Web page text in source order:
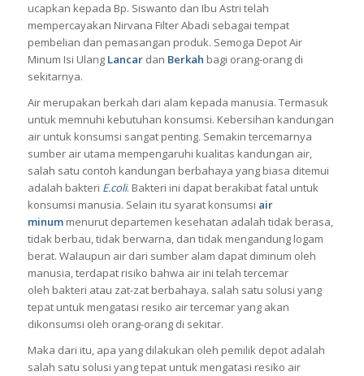
ucapkan kepada Bp. Siswanto dan Ibu Astri telah
mempercayakan Nirvana Filter Abadi sebagai tempat
pembelian dan pemasangan produk. Semoga Depot Air
Minum Isi Ulang Lancar dan Berkah bagi orang-orang di
sekitarnya.
Air merupakan berkah dari alam kepada manusia. Termasuk
untuk memnuhi kebutuhan konsumsi. Kebersihan kandungan
air untuk konsumsi sangat penting. Semakin tercemarnya
sumber air utama mempengaruhi kualitas kandungan air,
salah satu contoh kandungan berbahaya yang biasa ditemui
adalah bakteri E.coli. Bakteri ini dapat berakibat fatal untuk
konsumsi manusia. Selain itu syarat konsumsi air
minummenurut departemen kesehatan adalah tidak berasa,
tidak berbau, tidak berwarna, dan tidak mengandung logam
berat. Walaupun air dari sumber alam dapat diminum oleh
manusia, terdapat risiko bahwa air ini telah tercemar
oleh bakteri atau zat-zat berbahaya. salah satu solusi yang
tepat untuk mengatasi resiko air tercemar yang akan
dikonsumsi oleh orang-orang di sekitar.
Maka dari itu, apa yang dilakukan oleh pemilik depot adalah
salah satu solusi yang tepat untuk mengatasi resiko air